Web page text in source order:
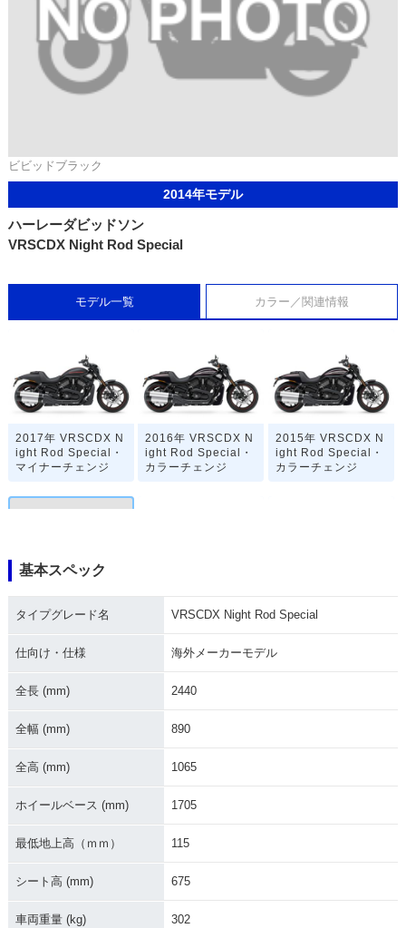
ビビッドブラック
2014年モデル
ハーレーダビッドソン
VRSCDX Night Rod Special
モデル一覧 カラー／関連情報
2017年 VRSCDX N
ight Rod Special・
マイナーチェンジ
2016年 VRSCDX N
ight Rod Special・
カラーチェンジ
2015年 VRSCDX N
ight Rod Special・
カラーチェンジ
ight Rod Special
ight Rod Special・
ight Rod Special・
2012年 VRSCDX V-
ary Edidion
2011年 VRSCDX N
基本スペック
タイプグレード名 VRSCDX Night Rod Special
仕向け・仕様 海外メーカーモデル
全長 (mm) 2440
全幅 (mm) 890
全高 (mm) 1065
ホイールベース (mm) 1705
最低地上高（ｍｍ） 115
シート高 (mm) 675
車両重量 (kg) 302